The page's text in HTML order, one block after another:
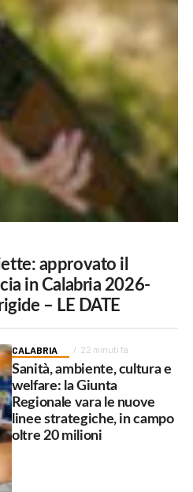
approvato il
in Calabria 2026-
– LE DATE
CALABRIA 22 minuti fa
Sanità, ambiente, cultura e
welfare: la Giunta
Regionale vara le nuove
linee strategiche, in campo
oltre 20 milioni